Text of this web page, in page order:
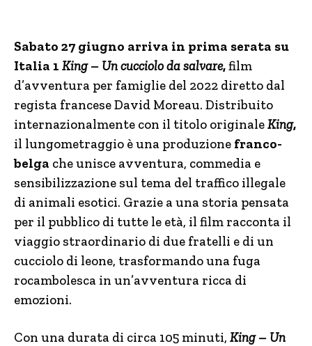
Sabato 27 giugno arriva in prima serata su
Italia 1 King – Un cucciolo da salvare,film
d’avventura per famiglie del 2022 diretto dal
regista francese David Moreau. Distribuito
internazionalmente con il titolo originaleKing,
il lungometraggio è una produzione franco-
belga che unisce avventura, commedia e
sensibilizzazione sul tema del traffico illegale
di animali esotici. Grazie a una storia pensata
per il pubblico di tutte le età, il film racconta il
viaggio straordinario di due fratelli e di un
cucciolo di leone, trasformando una fuga
rocambolesca in un’avventura ricca di
emozioni.
Con una durata di circa 105 minuti, King – Un